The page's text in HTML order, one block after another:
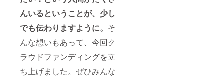
んいるということが、少し
でも伝わりますように。 そ
んな想いもあって、今回ク
ラウドファンディングを立
ち上げました。ぜひみんな